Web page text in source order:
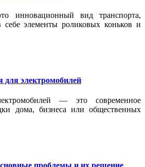
инновационный вид транспорта,
себе элементы роликовых коньков и
для электромобилей
— это современное
дома, бизнеса или общественных